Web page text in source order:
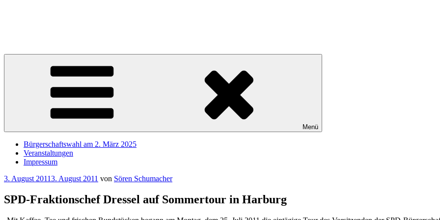
Menü
Bürgerschaftswahl am 2. März 2025
Veranstaltungen
Impressum
Veröffentlicht
3. August 20113. August 2011 von Sören Schumacher
SPD-Fraktionschef Dressel auf Sommertour in Harburg